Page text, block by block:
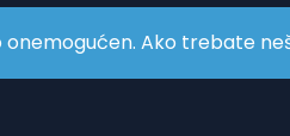
Ako trebate